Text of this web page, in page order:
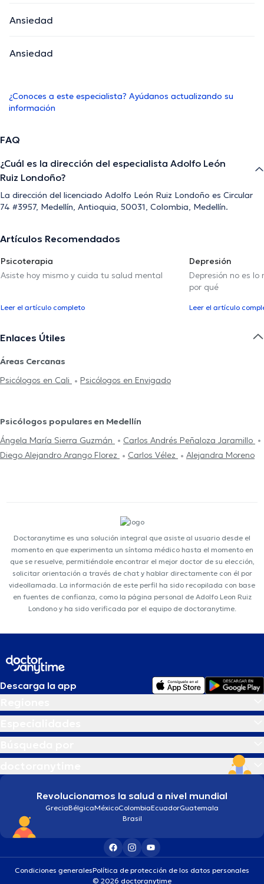
Ansiedad
Ansiedad
¿Conoces a este especialista? Ayúdanos actualizando su
información
FAQ
¿Cuál es la dirección del especialista Adolfo León
Ruiz Londoño?
La dirección del licenciado Adolfo León Ruiz Londoño es Circular
74 #3957, Medellín, Antioquia, 50031, Colombia, Medellín.
Artículos Recomendados
Psicoterapia
Asiste hoy mismo y cuida tu salud mental
Leer el artículo completo
Depresión
Depresión no es
por qué
Leer el artículo
Enlaces Útiles
Áreas Cercanas
Psicólogos en Cali
Psicólogos en Envigado
Psicólogos populares en Medellín
Ángela María Sierra Guzmán
Carlos Andrés Peñaloza Jaramillo
Diego Alejandro Arango Florez
Carlos Vélez Alejandra Moreno
Doctoranytime es una solución integral que asiste al usuario desde el
momento en que experimenta un síntoma médico hasta el momento en
que se resuelve, permitiéndole encontrar el mejor doctor de su elección,
solicitar orientación a través de chat y hablar directamente con él por
videollamada. La información de este perfil ha sido recopilada con base
en fuentes de confianza, como la página personal de Adolfo Leon Ruiz
Londono y ha sido verificada por el equipo de doctoranytime.
Descarga la app
Revolucionamos la salud a nivel mundial
GreciaBélgicaMéxicoColombiaEcuadorGuatemala
Brasil
Condiciones generalesPolítica de protección de los datos personales
© 2026 doctoranytime